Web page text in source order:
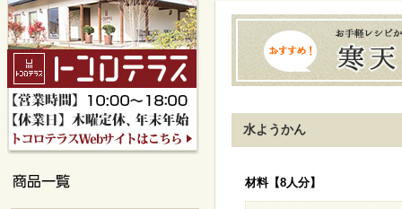
水ようかん
材料【8人分】